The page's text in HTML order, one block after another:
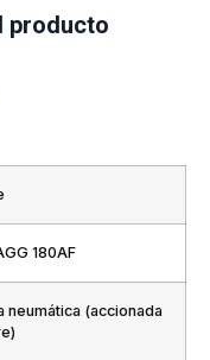
producto
180AF
neumática (accionada